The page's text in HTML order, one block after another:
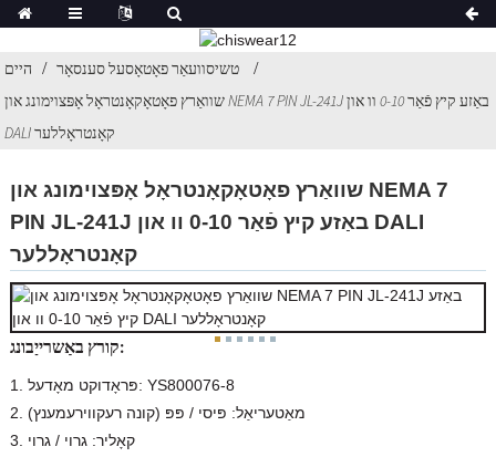
היים
טשיסוועאַר פאָטאָסעל סענסאָר
שוואַרץ פאָטאָקאָנטראָל אָפּצוימונג און NEMA 7 PIN JL-241J באַזע קיץ פֿאַר 0-10 וו און
DALI קאָנטראָללער
שוואַרץ פאָטאָקאָנטראָל אָפּצוימונג און NEMA 7
PIN JL-241J באַזע קיץ פֿאַר 0-10 וו און DALI
קאָנטראָללער
קורץ באַשרייַבונג:
1. פּראָדוקט מאָדעל: YS800076-8
2. מאַטעריאַל: פּיסי / פּפּ (קונה רעקווירעמענץ)
3. קאָליר: גרוי / גרוי